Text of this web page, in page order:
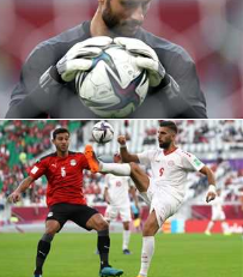
دوري أبطال إفريقيا
كل البطولات
أقسام
الكرة المصرية
الدوري المصري